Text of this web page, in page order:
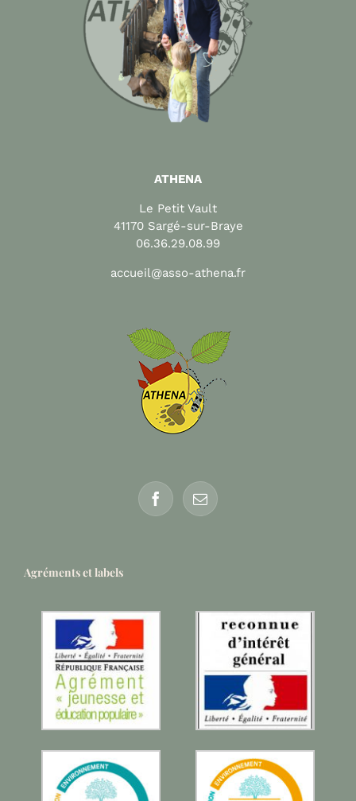
ATHENA
Le Petit Vault
41170 Sargé-sur-Braye
06.36.29.08.99
accueil@asso-athena.fr
Agréments et labels